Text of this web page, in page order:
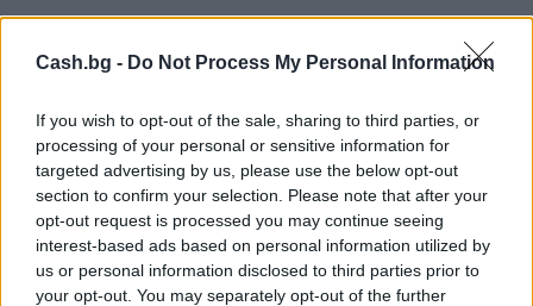
Cash.bg - Do Not Process My Personal Information
If you wish to opt-out of the sale, sharing to third parties, or
processing of your personal or sensitive information for
targeted advertising by us, please use the below opt-out
section to confirm your selection. Please note that after your
opt-out request is processed you may continue seeing
interest-based ads based on personal information utilized by
us or personal information disclosed to third parties prior to
your opt-out. You may separately opt-out of the further
Реклама
НАЙ-ЧЕТЕНО ОТКОЛЕКТОРСКИ
КОМПАНИИ